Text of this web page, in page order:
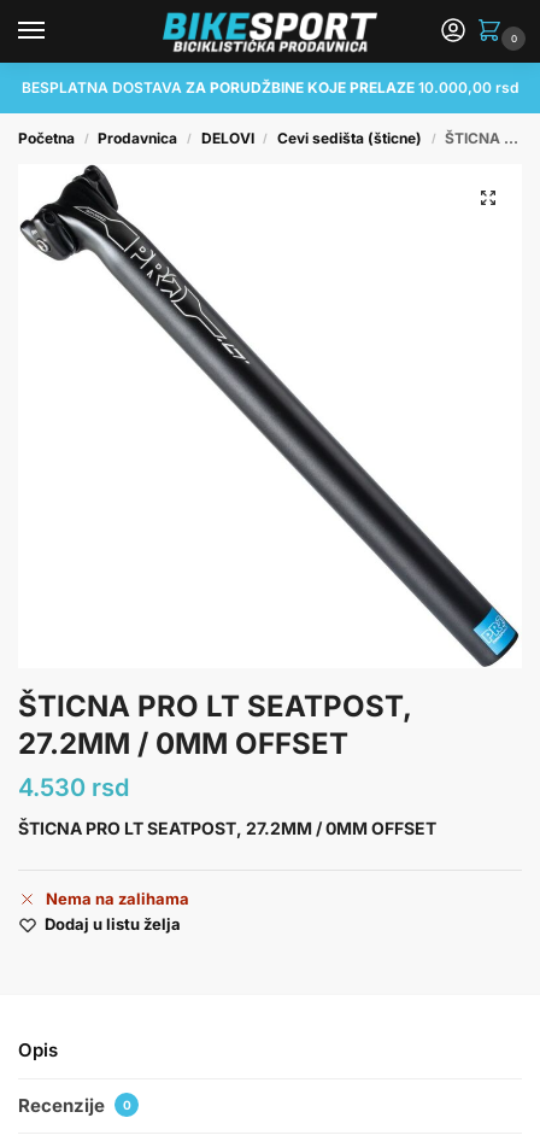
0
BESPLATNA DOSTAVA ZA PORUDŽBINE KOJE PRELAZE 10.000,00 rsd
Početna / Prodavnica / DELOVI / Cevi sedišta (šticne) / ŠTICNA PRO LT SEATPOST, 27.2MM / 0MM OFFSET
ŠTICNA PRO LT SEATPOST,
27.2MM / 0MM OFFSET
4.530 rsd
ŠTICNA PRO LT SEATPOST, 27.2MM / 0MM OFFSET
Nema na zalihama
Dodaj u listu želja
Opis
Recenzije 0